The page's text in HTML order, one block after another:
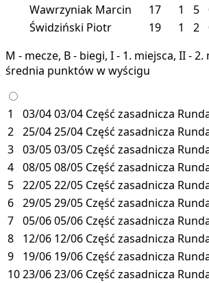
Wawrzyniak Marcin
17 1 5
Świdziński Piotr
19 1 2
M - mecze, B - biegi, I - 1. miejsca, II -
średnia punktów w wyścigu
1 03/0403/04 Część zasadnicza
2 25/0425/04 Część zasadnicza
3 03/0503/05 Część zasadnicza
4 08/0508/05 Część zasadnicza
5 22/0522/05 Część zasadnicza
6 29/0529/05 Część zasadnicza
7 05/0605/06 Część zasadnicza
8
12/06 12/06 Część zasadnicza
9
19/06 19/06 Część zasadnicza
1023/0623/06 Część zasadnicza